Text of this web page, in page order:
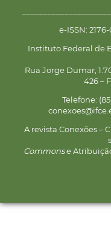
e-ISSN:
Instituto Federal de
Rua Jorge Dumar,
426 –
Telefone:
A revista Conexões –
Commonse